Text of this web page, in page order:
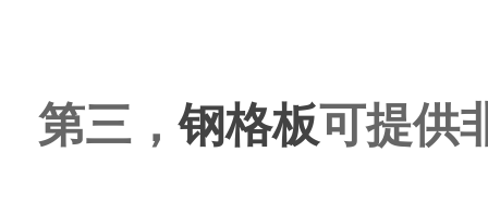
第三，钢格板可提供